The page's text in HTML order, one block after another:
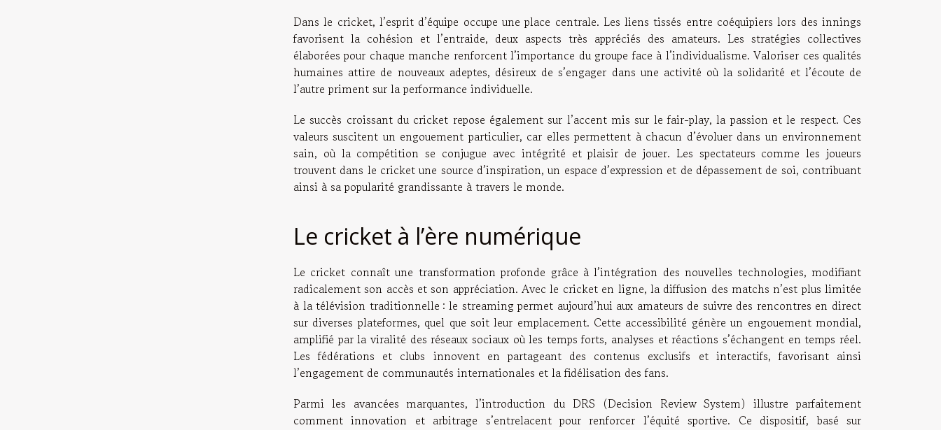
Dans le cricket, l’esprit d’équipe occupe une place centrale. Les liens tissés entre coéquipiers lors des innings
favorisent la cohésion et l’entraide, deux aspects très appréciés des amateurs. Les stratégies collectives
élaborées pour chaque manche renforcent l’importance du groupe face à l’individualisme. Valoriser ces qualités
humaines attire de nouveaux adeptes, désireux de s’engager dans une activité où la solidarité et l’écoute de
l’autre priment sur la performance individuelle.
Le succès croissant du cricket repose également sur l’accent mis sur le fair-play, la passion et le respect. Ces
valeurs suscitent un engouement particulier, car elles permettent à chacun d’évoluer dans un environnement
sain, où la compétition se conjugue avec intégrité et plaisir de jouer. Les spectateurs comme les joueurs
trouvent dans le cricket une source d’inspiration, un espace d’expression et de dépassement de soi, contribuant
ainsi à sa popularité grandissante à travers le monde.
Le cricket à l’ère numérique
Le cricket connaît une transformation profonde grâce à l’intégration des nouvelles technologies, modifiant
radicalement son accès et son appréciation. Avec le cricket en ligne, la diffusion des matchs n’est plus limitée
à la télévision traditionnelle : le streaming permet aujourd’hui aux amateurs de suivre des rencontres en direct
sur diverses plateformes, quel que soit leur emplacement. Cette accessibilité génère un engouement mondial,
amplifié par la viralité des réseaux sociaux où les temps forts, analyses et réactions s’échangent en temps réel.
Les fédérations et clubs innovent en partageant des contenus exclusifs et interactifs, favorisant ainsi
l’engagement de communautés internationales et la fidélisation des fans.
Parmi les avancées marquantes, l’introduction du DRS (Decision Review System) illustre parfaitement
comment innovation et arbitrage s’entrelacent pour renforcer l’équité sportive. Ce dispositif, basé sur